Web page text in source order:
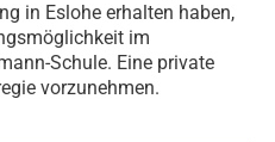
in Eslohe erhalten haben,
im
Schule. Eine private
vorzunehmen.